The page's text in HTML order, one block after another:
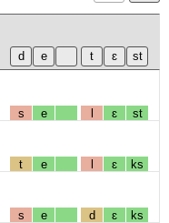
s e l ɛ st
t e l ɛ ks
s e d ɛ ks